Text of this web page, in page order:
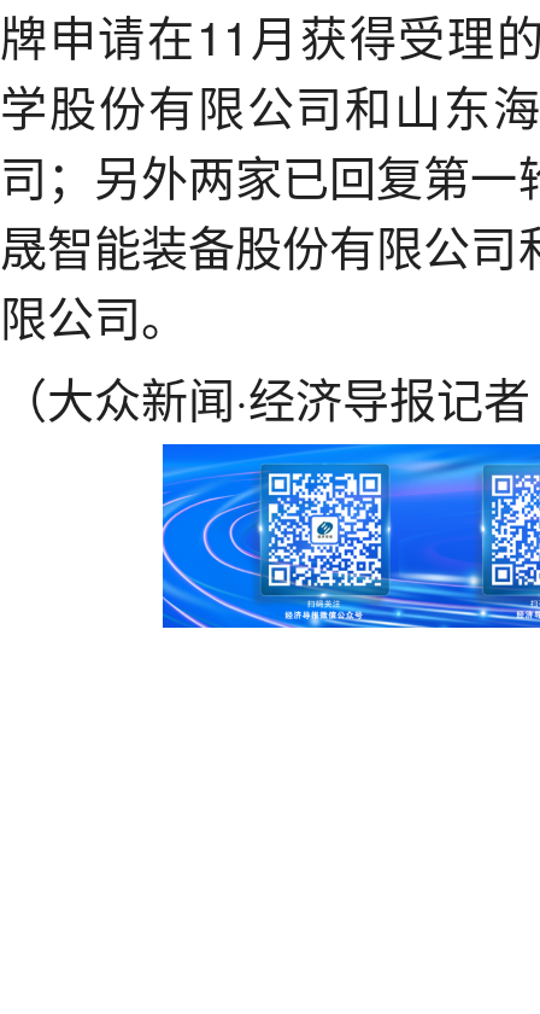
牌申请在11月获得受理
学股份有限公司和山东
司；另外两家已回复第
晟智能装备股份有限公
限公司。
（大众新闻·经济导报记